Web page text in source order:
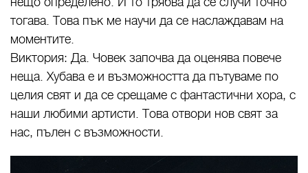
тогава. Това пък ме научи да се наслаждавам на
моментите.
Виктория: Да. Човек започва да оценява повече
неща. Хубава е и възможността да пътуваме по
целия свят и да се срещаме с фантастични хора, с
наши любими артисти. Това отвори нов свят за
нас, пълен с възможности.